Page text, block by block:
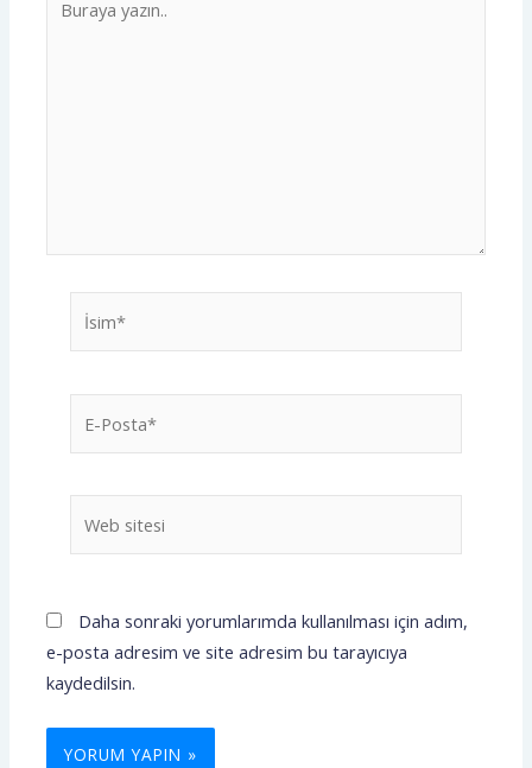
yazın..
Posta*
Daha sonraki yorumlarımda kullanılması için adım,
e-posta adresim ve site adresim bu tarayıcıya
kaydedilsin.